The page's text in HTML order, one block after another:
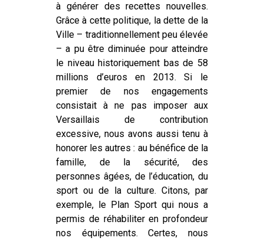
à générer des recettes nouvelles.
Grâce à cette politique, la dette de la
Ville – traditionnellement peu élevée
– a pu être diminuée pour atteindre
le niveau historiquement bas de 58
millions d’euros en 2013. Si le
premier de nos engagements
consistait à ne pas imposer aux
Versaillais de contribution
excessive, nous avons aussi tenu à
honorer les autres : au bénéfice de la
famille, de la sécurité, des
personnes âgées, de l’éducation, du
sport ou de la culture. Citons, par
exemple, le Plan Sport qui nous a
permis de réhabiliter en profondeur
nos équipements. Certes, nous